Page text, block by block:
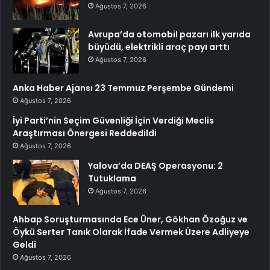
Ağustos 7, 2026
Avrupa’da otomobil pazarı ilk yarıda
büyüdü, elektrikli araç payı arttı
Ağustos 7, 2026
Anka Haber Ajansı 23 Temmuz Perşembe Gündemi
Ağustos 7, 2026
İyi Parti’nin Seçim Güvenliği İçin Verdiği Meclis
Araştırması Önergesi Reddedildi
Ağustos 7, 2026
Yalova’da DEAŞ Operasyonu: 2
Tutuklama
Ağustos 7, 2026
Ahbap Soruşturmasında Ece Üner, Gökhan Özoğuz ve
Öykü Serter Tanık Olarak İfade Vermek Üzere Adliyeye
Geldi
Ağustos 7, 2026